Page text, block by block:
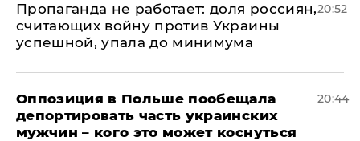
​Пропаганда не работает: доля россиян,
считающих войну против Украины
успешной, упала до минимума
20:52
Оппозиция в Польше пообещала
депортировать часть украинских
мужчин – кого это может коснуться
20:44